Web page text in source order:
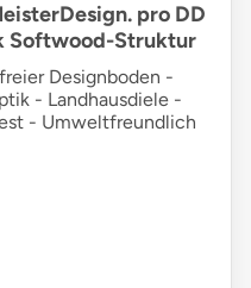
pro DD
Softwood-Struktur
Designboden -
- Landhausdiele -
- Umweltfreundlich